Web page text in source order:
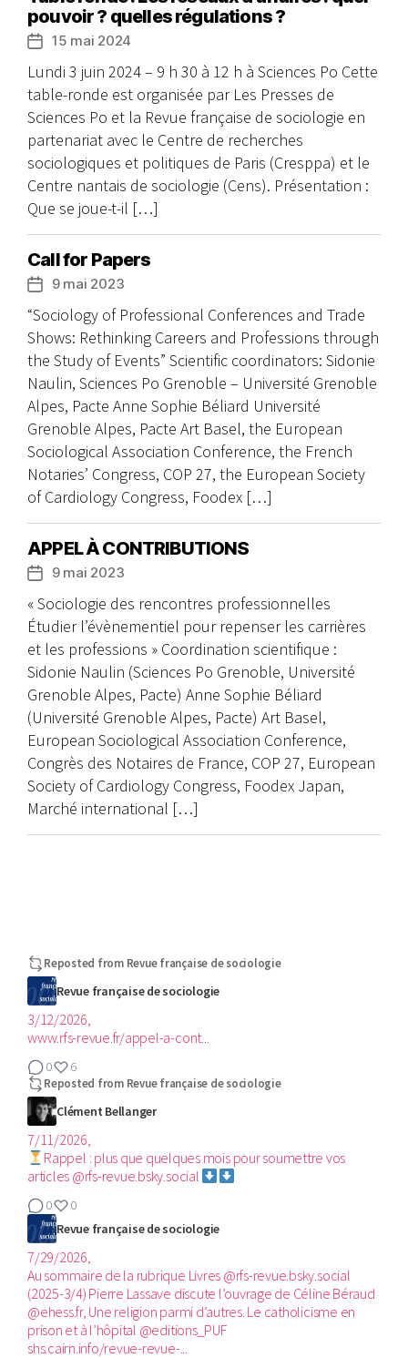
pouvoir ? quelles régulations ?
Date
l’article
15 mai 2024
Lundi 3 juin 2024 – 9 h 30 à 12 h à Sciences Po Cette
table-ronde est organisée par Les Presses de
Sciences Po et la Revue française de sociologie en
partenariat avec le Centre de recherches
sociologiques et politiques de Paris (Cresppa) et le
Centre nantais de sociologie (Cens). Présentation :
Que se joue-t-il […]
Call for Papers
Date
de
l’article
9 mai 2023
“Sociology of Professional Conferences and Trade
Shows: Rethinking Careers and Professions through
the Study of Events” Scientific coordinators: Sidonie
Naulin, Sciences Po Grenoble – Université Grenoble
Alpes, Pacte Anne Sophie Béliard Université
Grenoble Alpes, Pacte Art Basel, the European
Sociological Association Conference, the French
Notaries’ Congress, COP 27, the European Society
of Cardiology Congress, Foodex […]
APPEL À CONTRIBUTIONS
Date
l’article
9 mai 2023
« Sociologie des rencontres professionnelles
Étudier l’évènementiel pour repenser les carrières
et les professions » Coordination scientifique :
Sidonie Naulin (Sciences Po Grenoble, Université
Grenoble Alpes, Pacte) Anne Sophie Béliard
(Université Grenoble Alpes, Pacte) Art Basel,
European Sociological Association Conference,
Congrès des Notaires de France, COP 27, European
Society of Cardiology Congress, Foodex Japan,
Marché international […]
Reposted from Revue française de sociologie
Revue française de sociologie
3/12/2026,
www.rfs-revue.fr/appel-a-cont...
0 6
Reposted from Revue française de sociologie
Clément Bellanger
7/11/2026,
Rappel : plus que quelques mois pour soumettre vos
articles @rfs-revue.bsky.social
0
0
Revue française de sociologie
7/29/2026,
Au sommaire de la rubrique Livres @rfs-revue.bsky.social
(2025-3/4)‬ Pierre Lassave discute l’ouvrage de Céline Béraud
@ehess.fr, Une religion parmi d’autres. Le catholicisme en
prison et à l’hôpital @editions_PUF
shs.cairn.info/revue-revue-...